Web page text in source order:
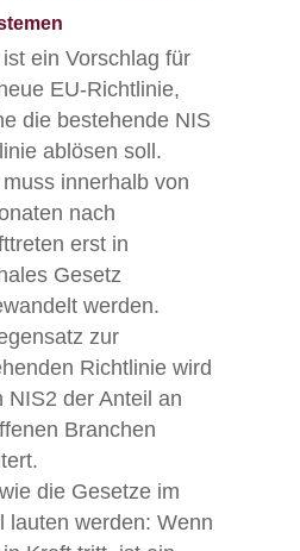
ein Vorschlag für
EU-Richtlinie,
die bestehende NIS
ablösen soll.
innerhalb von
nach
erst in
Gesetz
werden.
zur
Richtlinie wird
NIS2 der Anteil an
Branchen
die Gesetze im
lauten werden: Wenn